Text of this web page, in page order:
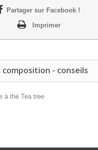
Partager sur Facebook !
Imprimer
- conseils
à thé Tea tree